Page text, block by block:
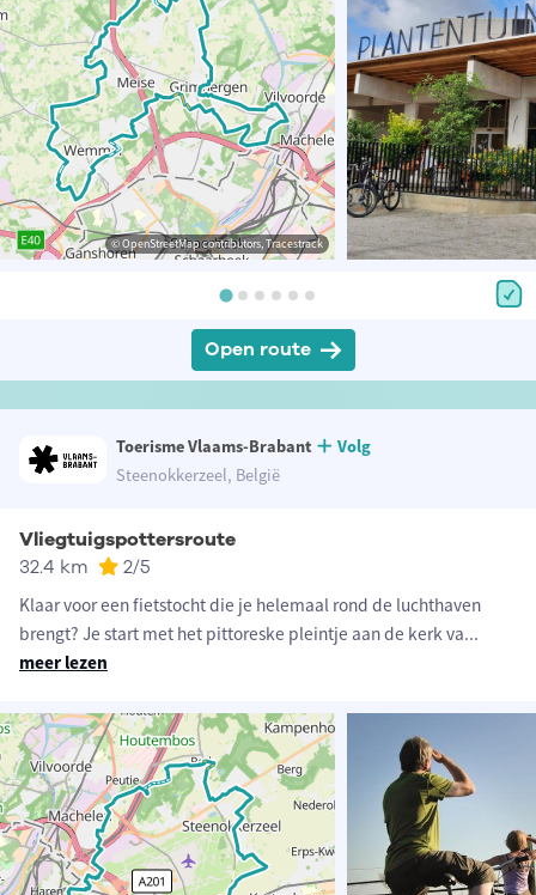
© OpenStreetMap contributors, Tracestrack
Open route
Toerisme Vlaams-Brabant
Volg
Steenokkerzeel, België
Vliegtuigspottersroute
32.4 km 2/5
Klaar voor een fietstocht die je helemaal rond de luchthaven
brengt? Je start met het pittoreske pleintje aan de kerk va...
meer lezen